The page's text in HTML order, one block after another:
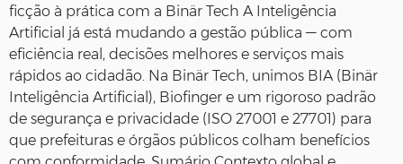
ficção à prática com a Binär Tech A Inteligência
Artificial já está mudando a gestão pública — com
eficiência real, decisões melhores e serviços mais
rápidos ao cidadão. Na Binär Tech, unimos BIA (Binär
Inteligência Artificial), Biofinger e um rigoroso padrão
de segurança e privacidade (ISO 27001 e 27701) para
que prefeituras e órgãos públicos colham benefícios